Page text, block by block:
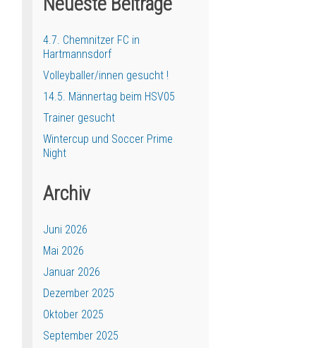
4.7. Chemnitzer FC in
Hartmannsdorf
Volleyballer/innen gesucht !
14.5. Männertag beim HSV05
Trainer gesucht
Wintercup und Soccer Prime
Night
Archiv
Juni 2026
Mai 2026
Januar 2026
Dezember 2025
Oktober 2025
September 2025